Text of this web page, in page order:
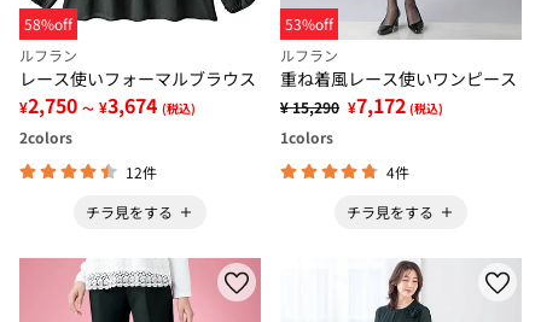
58%off
ルフラン
レース使いフォーマルブラウス
¥2,750 ～ ¥3,674 (税込)
2colors
12件
チラ見をする
53%off
ルフラン
重ね着風レース使いワンピース
¥ 15,290 ¥7,172 (税込)
1colors
4件
チラ見をする